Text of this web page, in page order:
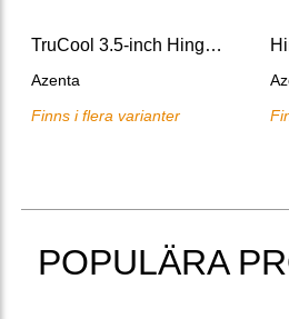
TruCool 3.5-inch Hinged Cryoboxes with 81-place grid
Azenta
Finns i flera varianter
POPULÄRA